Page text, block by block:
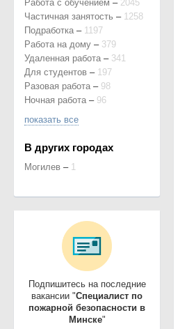
Работа с обучением – 2045
Частичная занятость – 1258
Подработка – 1197
Работа на дому – 379
Удаленная работа – 341
Для студентов – 197
Разовая работа – 98
Ночная работа – 96
показать все
В других городах
Могилев – 1
Подпишитесь на последние
вакансии "Специалист по
пожарной безопасности в
Минске"